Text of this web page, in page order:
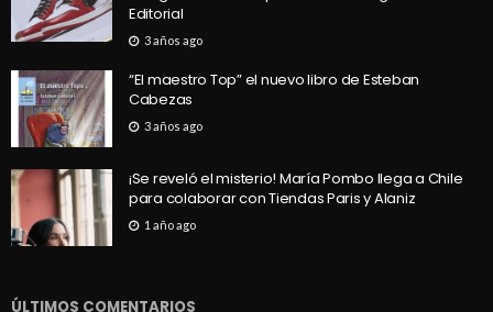
Editorial
3 años ago
“El maestro Top” el nuevo libro de Esteban
Cabezas
3 años ago
¡Se reveló el misterio! María Pombo llega a Chile
para colaborar con Tiendas Paris y Alaniz
1 año ago
ÚLTIMOS COMENTARIOS